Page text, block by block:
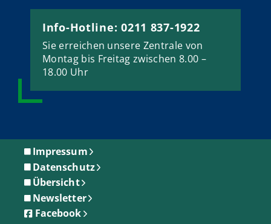
Info-Hotline: 0211 837-1922
Sie erreichen unsere Zentrale von
Montag bis Freitag zwischen 8.00 –
18.00 Uhr
Impressum
Datenschutz
Übersicht
Newsletter
Facebook